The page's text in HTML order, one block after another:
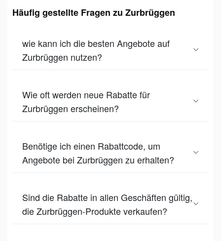
Häufig gestellte Fragen zu Zurbrüggen
wie kann ich die besten Angebote auf
Zurbrüggen nutzen?
Wie oft werden neue Rabatte für
Zurbrüggen erscheinen?
Benötige ich einen Rabattcode, um
Angebote bei Zurbrüggen zu erhalten?
Sind die Rabatte in allen Geschäften gültig,
die Zurbrüggen-Produkte verkaufen?